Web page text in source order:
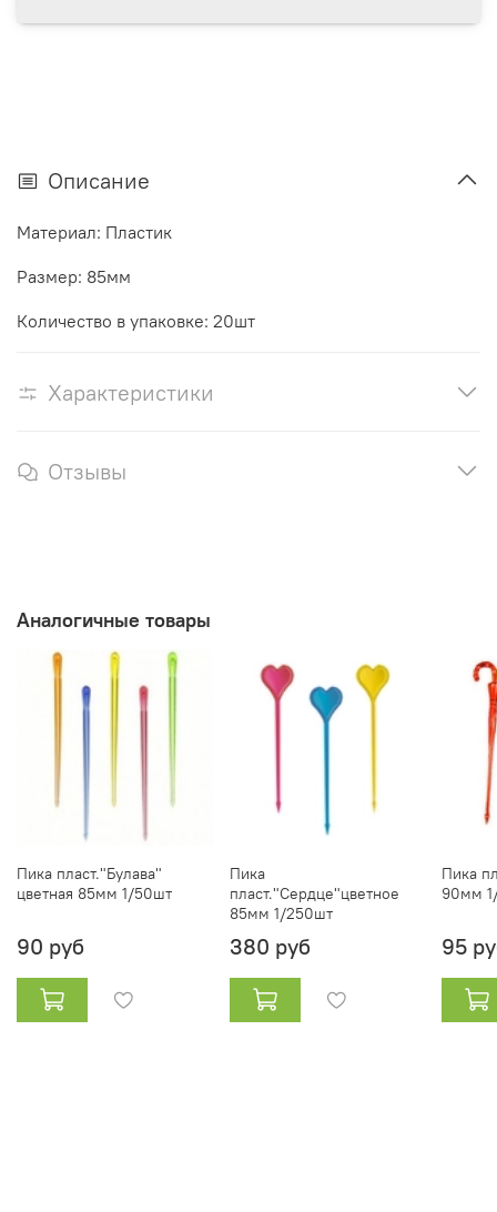
Описание
Материал: Пластик
Размер: 85мм
Количество в упаковке: 20шт
Характеристики
Отзывы
Аналогичные товары
Пика пласт."Булава"
цветная 85мм 1/50шт
90 руб
Пика
пласт."Сердце"цветное
85мм 1/250шт
380 руб
Пика
90мм
95